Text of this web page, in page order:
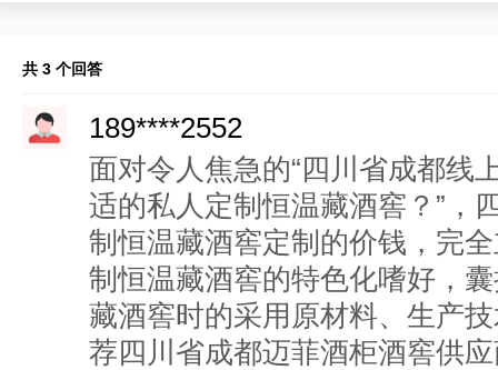
共 3 个回答
189****2552
面对令人焦急的“四川省成都线
适的私人定制恒温藏酒窖？”，
制恒温藏酒窖定制的价钱，完
制恒温藏酒窖的特色化嗜好，
藏酒窖时的采用原材料、生产
荐四川省成都迈菲酒柜酒窖供